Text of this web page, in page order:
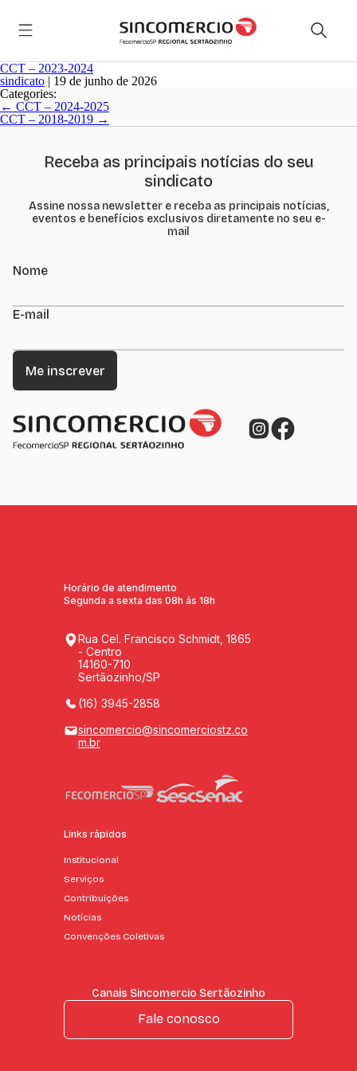
CCT – 2023-2024
sindicato | 19 de junho de 2026
Categories:
Navegação
de
Post
← CCT – 2024-2025
CCT – 2018-2019 →
Receba as principais notícias do seu
sindicato
Assine nossa newsletter e receba as principais notícias,
eventos e benefícios exclusivos diretamente no seu e-
mail
Nome
E-mail
Horário de atendimento
Segunda a sexta das 08h ás 18h
Rua Cel. Francisco Schmidt, 1865
- Centro
14160-710
Sertãozinho/SP
(16) 3945-2858
sincomercio@sincomerciostz.co
m.br
Links rápidos
Institucional
Serviços
Contribuições
Notícias
Convenções Coletivas
Canais Sincomercio Sertãozinho
Fale conosco